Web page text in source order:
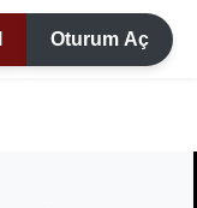
Oturum Aç